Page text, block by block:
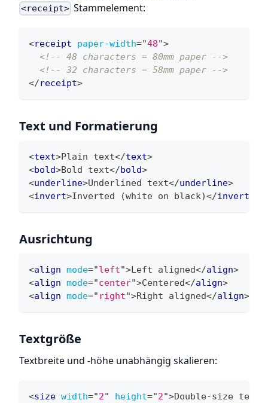
<receipt> Stammelement:
<receipt paper-width="48">
<!-- 48 characters = 80mm paper -->
<!-- 32 characters = 58mm paper -->
</receipt>
Text und Formatierung
<text>Plain text</text>
<bold>Bold text</bold>
<underline>Underlined text</underline>
<invert>Inverted (white on black)</invert
Ausrichtung
<align mode="left">Left aligned</align>
<align mode="center">Centered</align>
<align mode=" right">Right aligned</align>
Textgröße
Textbreite und -höhe unabhängig skalieren:
<size width="2" height="2">Double-size text